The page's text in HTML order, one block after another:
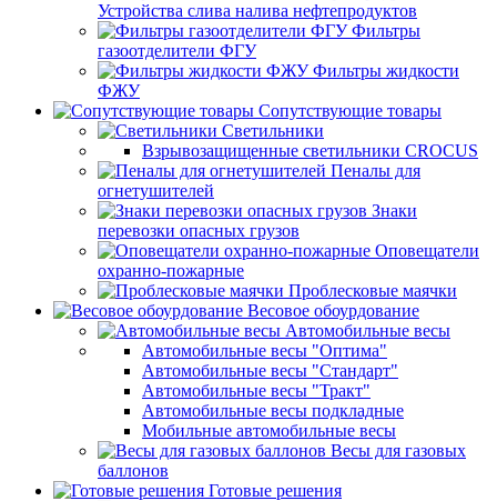
Устройства слива налива нефтепродуктов
Фильтры
газоотделители ФГУ
Фильтры жидкости
ФЖУ
Сопутствующие товары
Светильники
Взрывозащищенные светильники CROCUS
Пеналы для
огнетушителей
Знаки
перевозки опасных грузов
Оповещатели
охранно-пожарные
Проблесковые маячки
Весовое обоурдование
Автомобильные весы
Автомобильные весы "Оптима"
Автомобильные весы "Стандарт"
Автомобильные весы "Тракт"
Автомобильные весы подкладные
Мобильные автомобильные весы
Весы для газовых
баллонов
Готовые решения